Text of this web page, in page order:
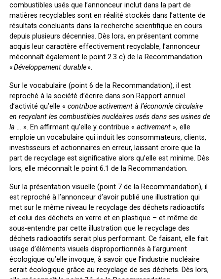
combustibles usés que l’annonceur inclut dans la part de
matières recyclables sont en réalité stockés dans l’attente de
résultats concluants dans la recherche scientifique en cours
depuis plusieurs décennies. Dès lors, en présentant comme
acquis leur caractère effectivement recyclable, l’annonceur
méconnaît également le point 2.3 c) de la Recommandation
«Développement durable».
Sur le vocabulaire (point 6 de la Recommandation), il est
reproché à la société d’écrire dans son Rapport annuel
d’activité qu’elle « contribue activement à l’économie circulaire
en recyclant les combustibles nucléaires usés dans ses usines de
la … ». En affirmant qu’elle y contribue « activement », elle
emploie un vocabulaire qui induit les consommateurs, clients,
investisseurs et actionnaires en erreur, laissant croire que la
part de recyclage est significative alors qu’elle est minime. Dès
lors, elle méconnaît le point 6.1 de la Recommandation.
Sur la présentation visuelle (point 7 de la Recommandation), il
est reproché à l’annonceur d’avoir publié une illustration qui
met sur le même niveau le recyclage des déchets radioactifs
et celui des déchets en verre et en plastique – et même de
sous-entendre par cette illustration que le recyclage des
déchets radioactifs serait plus performant. Ce faisant, elle fait
usage d’éléments visuels disproportionnés à l’argument
écologique qu’elle invoque, à savoir que l’industrie nucléaire
serait écologique grâce au recyclage de ses déchets. Dès lors,